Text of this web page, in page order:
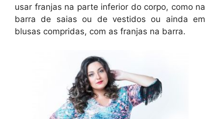
usar franjas na parte inferior do corpo, como na
barra de saias ou de vestidos ou ainda em
blusas compridas, com as franjas na barra.